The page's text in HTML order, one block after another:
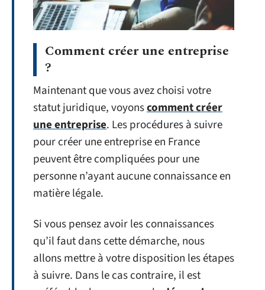
Comment créer une entreprise
?
Maintenant que vous avez choisi votre
statut juridique, voyonscomment créer
une entreprise. Les procédures à suivre
pour créer une entreprise en France
peuvent être compliquées pour une
personne n’ayant aucune connaissance en
matière légale.
Si vous pensez avoir les connaissances
qu’il faut dans cette démarche, nous
allons mettre à votre disposition les étapes
à suivre. Dans le cas contraire, il est